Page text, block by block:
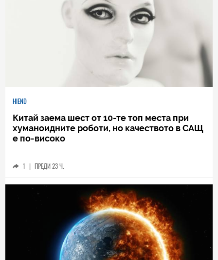
HIEND
Китай заема шест от 10-те топ места при
хуманоидните роботи, но качеството в САЩ
е по-високо
1 | ПРЕДИ 23 Ч.